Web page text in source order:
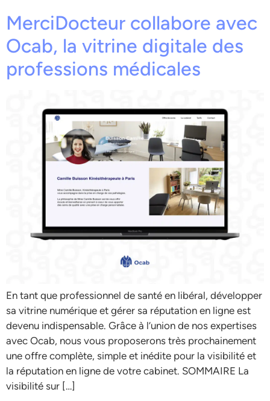
MerciDocteur collabore avec
Ocab, la vitrine digitale des
professions médicales
En tant que professionnel de santé en libéral, développer
sa vitrine numérique et gérer sa réputation en ligne est
devenu indispensable. Grâce à l’union de nos expertises
avec Ocab, nous vous proposerons très prochainement
une offre complète, simple et inédite pour la visibilité et
la réputation en ligne de votre cabinet. SOMMAIRE La
visibilité sur […]